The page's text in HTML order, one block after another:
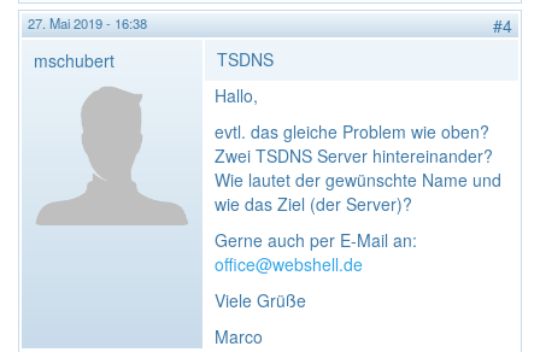
27. Mai 2019 - 16:38
#4
mschubert
TSDNS
Hallo,
evtl. das gleiche Problem wie oben?
Zwei TSDNS Server hintereinander?
Wie lautet der gewünschte Name und
wie das Ziel (der Server)?
Gerne auch per E-Mail an:
office@webshell.de
Viele Grüße
Marco